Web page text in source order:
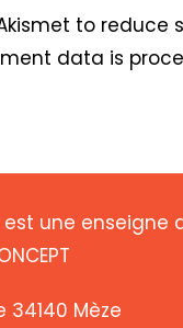
to reduce
data is
est une enseigne
34140 Mèze